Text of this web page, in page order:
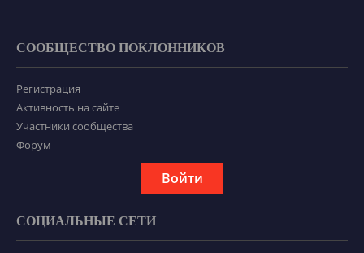
СООБЩЕСТВО ПОКЛОННИКОВ
Регистрация
Активность на сайте
Участники сообщества
Форум
Войти
СОЦИАЛЬНЫЕ СЕТИ